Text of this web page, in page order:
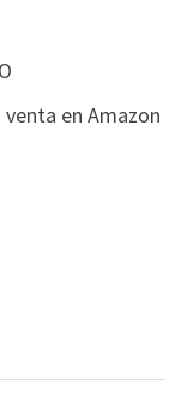
en Amazon